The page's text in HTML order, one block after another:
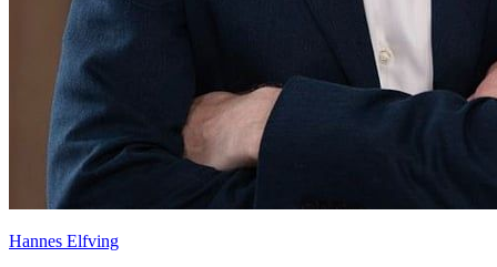
Hannes Elfving